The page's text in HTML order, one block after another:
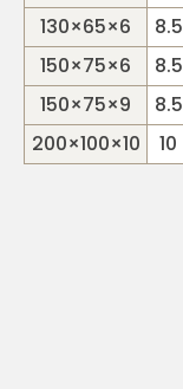
130×65×6
8.5
150×75×6
8.5
150×75×9
8.5
200×100×10
10